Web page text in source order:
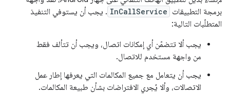
برمجة التطبيقات InCallService . يجب أن يستوفي التنفيذ
المتطلّبات التالية:
يجب ألا تتضمّن أي إمكانات اتصال، ويجب أن تتألف فقط
من واجهة مستخدم للاتصال.
يجب أن يتعامل مع جميع المكالمات التي يعرفها إطار عمل
الاتصالات، وألا يُجري الافتراضات بشأن طبيعة المكالمات.